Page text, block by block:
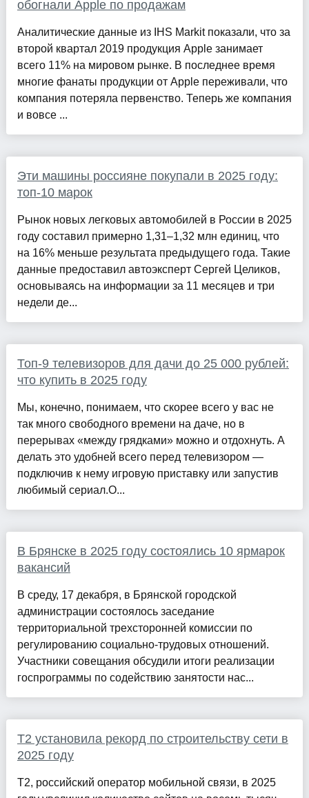
обогнали Apple по продажам
Аналитические данные из IHS Markit показали, что за
второй квартал 2019 продукция Apple занимает
всего 11% на мировом рынке. В последнее время
многие фанаты продукции от Apple переживали, что
компания потеряла первенство. Теперь же компания
и вовсе ...
Эти машины россияне покупали в 2025 году:
топ-10 марок
Рынок новых легковых автомобилей в России в 2025
году составил примерно 1,31–1,32 млн единиц, что
на 16% меньше результата предыдущего года. Такие
данные предоставил автоэксперт Сергей Целиков,
основываясь на информации за 11 месяцев и три
недели де...
Топ-9 телевизоров для дачи до 25 000 рублей:
что купить в 2025 году
Мы, конечно, понимаем, что скорее всего у вас не
так много свободного времени на даче, но в
перерывах «между грядками» можно и отдохнуть. А
делать это удобней всего перед телевизором —
подключив к нему игровую приставку или запустив
любимый сериал.О...
В Брянске в 2025 году состоялись 10 ярмарок
вакансий
В среду, 17 декабря, в Брянской городской
администрации состоялось заседание
территориальной трехсторонней комиссии по
регулированию социально-трудовых отношений.
Участники совещания обсудили итоги реализации
госпрограммы по содействию занятости нас...
T2 установила рекорд по строительству сети в
2025 году
T2, российский оператор мобильной связи, в 2025